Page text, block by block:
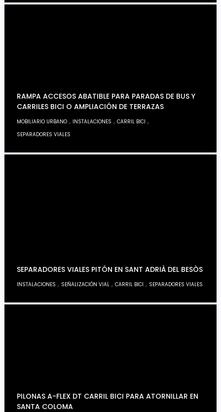
RAMPA ACCESOS ABATIBLE PARA PARADAS DE BUS Y
CARRILES BICI O AMPLIACIÓN DE TERRAZAS
MOBILIARIO URBANO , INSTALACIONES ,CARRIL BICI ,
SEPARADORES VIALES
SEPARADORES VIALES PITÓN EN SANT ADRIÀ DEL BESÒS
INSTALACIONES , SEÑALIZACIÓN VIAL ,CARRIL BICI , SEPARADORES VIALES
PILONAS A-FLEX DT CARRIL BICI PARA ATORNILLAR EN
SANTA COLOMA